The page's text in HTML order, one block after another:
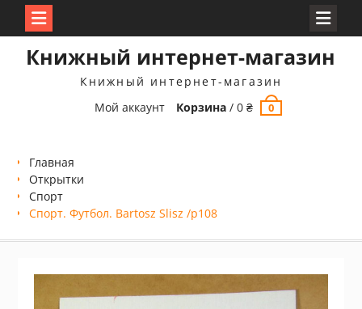
Книжный интернет-магазин
Книжный интернет-магазин
Мой аккаунт
Корзина /0₴ 0
Главная
Открытки
Спорт
Спорт. Футбол. Bartosz Slisz /p108